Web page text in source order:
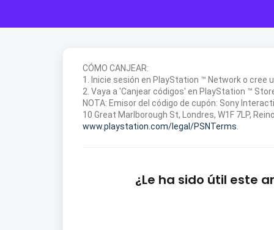
CÓMO CANJEAR:
1. Inicie sesión en PlayStation ™ Network o
2. Vaya a 'Canjear códigos' en PlayStation ™
NOTA: Emisor del código de cupón: Sony
10 Great Marlborough St, Londres, W1F 7LP,
www.playstation.com/legal/PSNTerms
¿Le ha sido útil este